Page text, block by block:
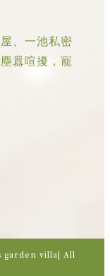
、一池私密
囂喧擾，寵
garden villa| All